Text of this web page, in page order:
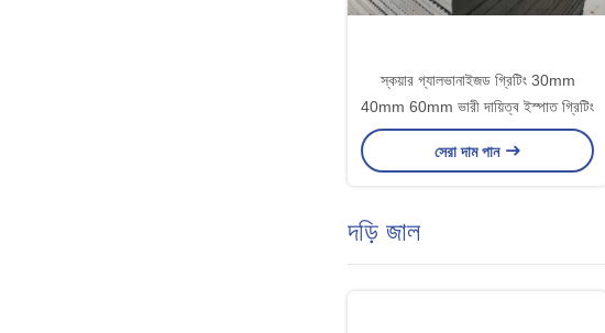
স্কয়ার গ্যালভানাইজড গ্রিটিং 30mm
40mm 60mm ভারী দায়িত্ব ইস্পাত গ্রিটিং
সেরা দাম পান
দড়ি জাল